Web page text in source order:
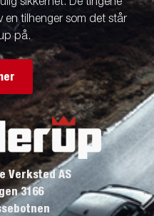
sikkerhet. De tingene
en tilhenger som det står
på.
Verksted AS
3166